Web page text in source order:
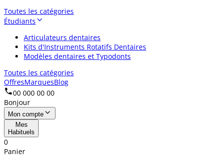
Toutes les catégories
Étudiants
Articulateurs dentaires
Kits d'Instruments Rotatifs Dentaires
Modèles dentaires et Typodonts
Toutes les catégories
OffresMarquesBlog
00 000 00 00
Bonjour
Mon compte
Mes
Habituels
0
Panier